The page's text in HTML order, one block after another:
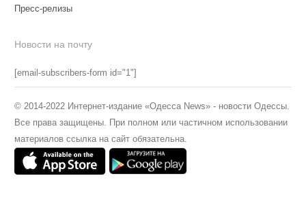
Пресс-релизы
Новости на почту
[email-subscribers-form id="1"]
© 2014-2022 Интернет-издание «Одесса News» - новости Одессы.
Все права защищены. При полном или частичном использовании
материалов ссылка на сайт обязательна.